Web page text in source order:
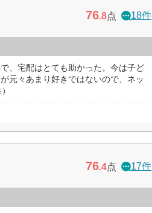
76.8点 18件
、宅配はとても助かった。今は子ど
元々あまり好きではないので、ネッ
76.4点 17件